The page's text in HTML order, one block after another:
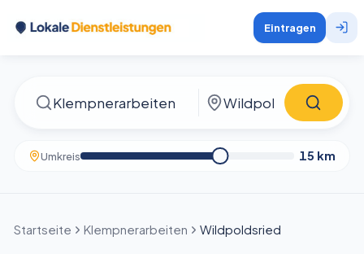
Eintragen
Umkreis 15 km
Startseite Klempnerarbeiten Wildpoldsried